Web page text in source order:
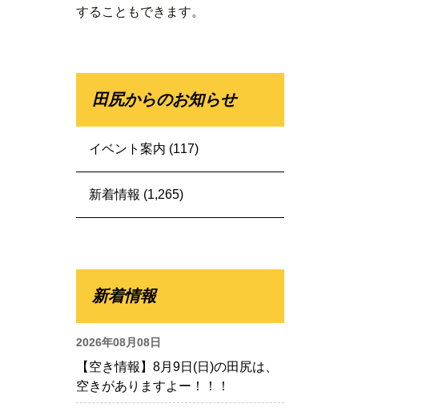
することもできます。
田尻からのお知らせ
イベント案内 (117)
新着情報 (1,265)
新着情報
2026年08月08日
【空き情報】8月9日(日)の田尻は、
空きがありますよー！！！